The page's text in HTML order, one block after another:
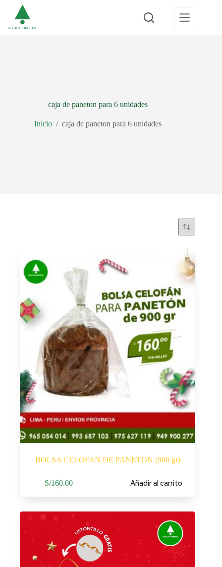
contenido
caja de paneton para 6 unidades
Inicio / caja de paneton para 6 unidades
BOLSA CELOFAN DE PANETON (900 gr)
S/160.00 Añadir al carrito